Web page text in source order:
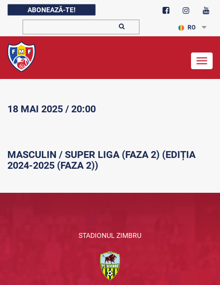
ABONEAZĂ-TE!
RO
18 MAI 2025 / 20:00
MASCULIN / SUPER LIGA (FAZA 2) (EDIȚIA
2024-2025 (FAZA 2))
STADIONUL ZIMBRU